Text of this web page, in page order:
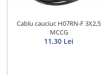
Cablu cauciuc H07RN-F 3X2,5
MCCG
11,30 Lei